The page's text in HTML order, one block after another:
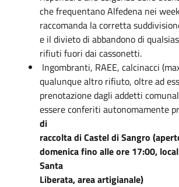
che frequentano Alfedena nei
raccomanda la corretta
e il divieto di abbandono di
rifiuti fuori dai cassonetti.
Ingombranti, RAEE, calcinacci
qualunque altro rifiuto, oltre ad
prenotazione dagli addetti
essere conferiti autonomamente
di
raccolta di Castel di Sangro
domenica fino alle ore 17:00,
Santa
Liberata, area artigianale)